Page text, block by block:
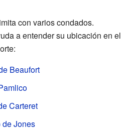
con varios condados.
a entender su ubicación en el
Beaufort
Carteret
Jones